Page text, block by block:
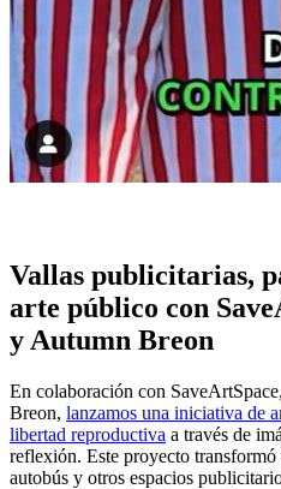
Vallas publicitarias,
arte público con
y Autumn Breon
En colaboración con
Breon, lanzamos una iniciativa de
libertad reproductiva a través de
reflexión. Este proyecto
autobús y otros espacios